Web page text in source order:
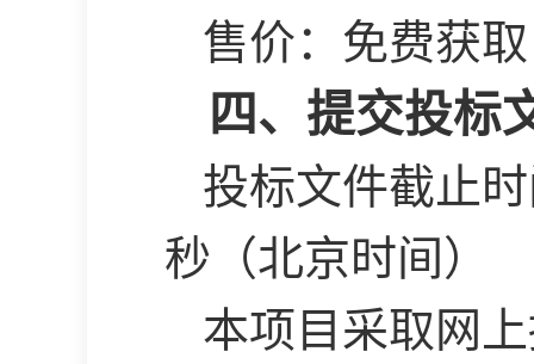
售价：免费获取
四、提交投标
投标文件截止
秒（北京时间）
本项目采取网